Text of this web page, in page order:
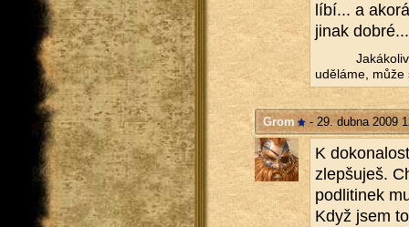
líbí... a
jinak
udě­lá­me, může
Grom - 29. dubna 2009
K
zlep­šu­ješ.
pod­li­ti­nek
Když jsem